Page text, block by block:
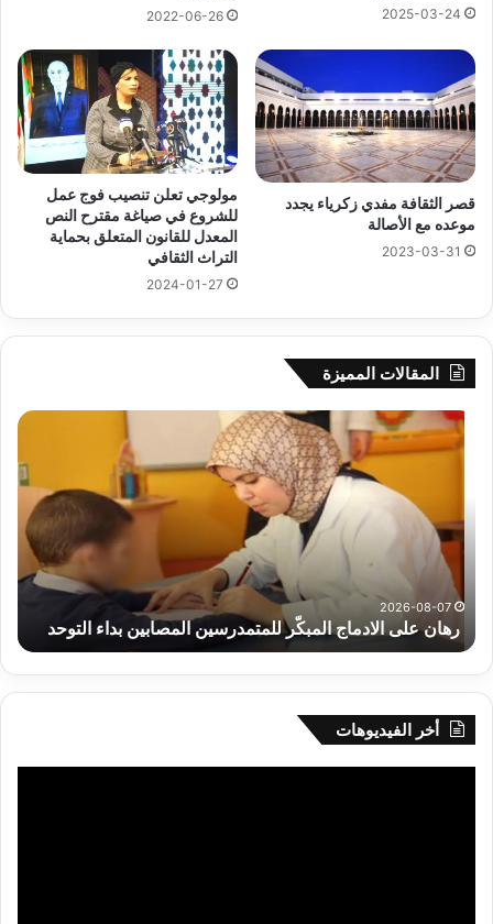
2025-03-24
2022-06-26
قصر الثقافة مفدي زكرياء يجدد
موعده مع الأصالة
2023-03-31
مولوجي تعلن تنصيب فوج عمل
للشروع في صياغة مقترح النص
المعدل للقانون المتعلق بحماية
التراث الثقافي
2024-01-27
المقالات المميزة
رهان
على
للمتمدرسين
المصابين
التوحد
2026-08-07
رهان على الادماج المبكّر للمتمدرسين المصابين بداء التوحد
أخر الفيديوهات